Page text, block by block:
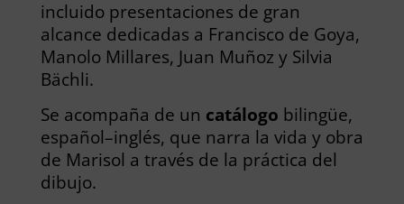
incluido presentaciones de gran
alcance dedicadas a Francisco de Goya,
Manolo Millares, Juan Muñoz y Silvia
Bächli.
Se acompaña de un catálogo bilingüe,
español–inglés, que narra la vida y obra
de Marisol a través de la práctica del
dibujo.